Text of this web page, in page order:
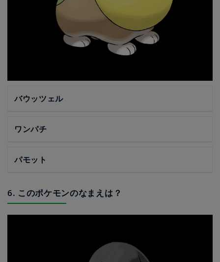
バウッツェル
ワンパチ
パモット
6. このポケモンのなまえは？